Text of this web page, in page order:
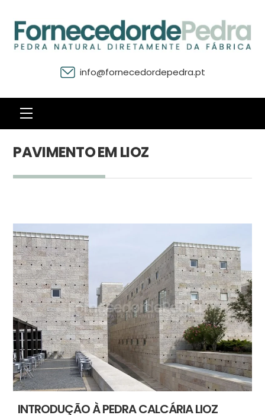
info@fornecedordepedra.pt
Menu
PAVIMENTO EM LIOZ
INTRODUÇÃO À PEDRA CALCÁRIA LIOZ